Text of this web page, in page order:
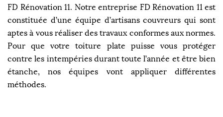
FD Rénovation 11. Notre entreprise FD Rénovation 11 est
constituée d’une équipe d’artisans couvreurs qui sont
aptes à vous réaliser des travaux conformes aux normes.
Pour que votre toiture plate puisse vous protéger
contre les intempéries durant toute l’année et être bien
étanche, nos équipes vont appliquer différentes
méthodes.